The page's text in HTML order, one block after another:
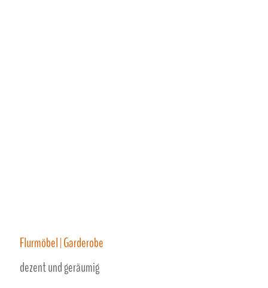
Flurmöbel | Garderobe
dezent und geräumig